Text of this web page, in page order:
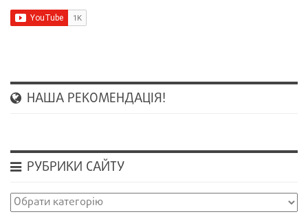
НАША РЕКОМЕНДАЦІЯ!
РУБРИКИ САЙТУ
Рубрики